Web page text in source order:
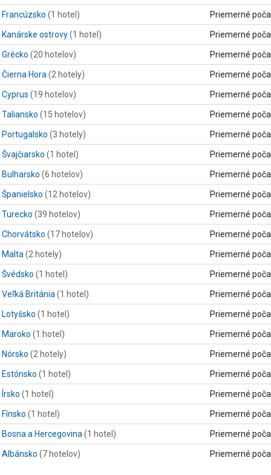
Francúzsko (1 hotel) Priemerné
Kanárske ostrovy(1 hotel) Priemerné
Grécko (20 hotelov) Priemerné
Čierna Hora (2 hotely) Priemerné
Cyprus (19 hotelov) Priemerné
Taliansko (15 hotelov) Priemerné
Portugalsko (3 hotely) Priemerné
Švajčiarsko (1 hotel) Priemerné
Bulharsko (6 hotelov) Priemerné
Španielsko (12 hotelov) Priemerné
Turecko (39 hotelov) Priemerné
Chorvátsko (17 hotelov) Priemerné
Malta (2 hotely) Priemerné
Švédsko (1 hotel) Priemerné
Veľká Británia (1 hotel) Priemerné
Lotyšsko (1 hotel) Priemerné
Maroko (1 hotel) Priemerné
Nórsko (2 hotely) Priemerné
Estónsko (1 hotel) Priemerné
Írsko (1 hotel) Priemerné
Fínsko (1 hotel) Priemerné
Bosna a Hercegovina (1 hotel) Priemerné
Albánsko (7 hotelov) Priemerné